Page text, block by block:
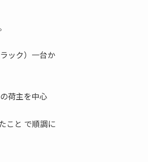
ック）一台か
荷主を中心
こと で順調に